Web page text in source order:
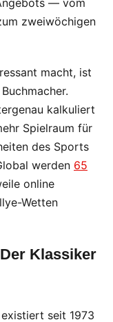
zweiwöchigen
macht, ist
kalkuliert
Spielraum für
des Sports
werden 65
online
Wetten
Klassiker
seit 1973